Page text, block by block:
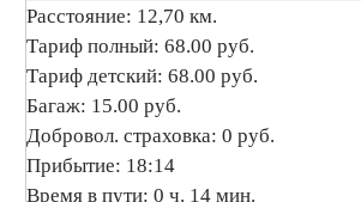
Расстояние: 12,70 км.
Тариф полный: 68.00 руб.
Тариф детский: 68.00 руб.
Багаж: 15.00 руб.
Добровол. страховка: 0 руб.
Прибытие: 18:14
Время в пути: 0 ч. 14 мин.